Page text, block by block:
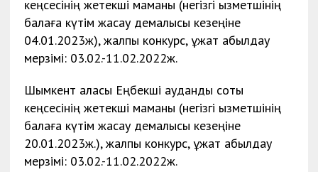
кеңсесінің жетекші маманы (негізгі қызметшінің
балаға күтім жасау демалысы кезеңіне
04.01.2023ж), жалпы конкурс, құжат қабылдау
мерзімі: 03.02.-11.02.2022ж.
Шымкент қаласы Еңбекші аудандық соты
кеңсесінің жетекші маманы (негізгі қызметшінің
балаға күтім жасау демалысы кезеңіне
20.01.2023ж.), жалпы конкурс, құжат қабылдау
мерзімі: 03.02.-11.02.2022ж.